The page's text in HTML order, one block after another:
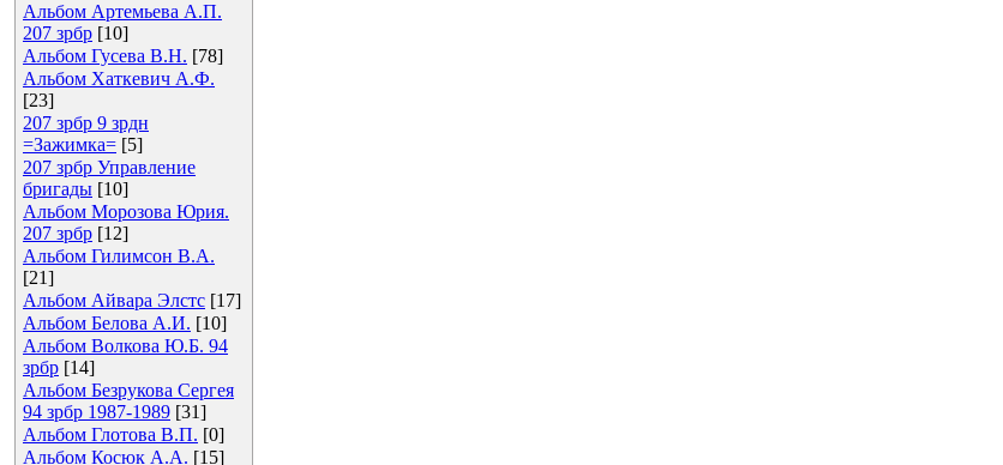
Альбом Артемьева А.П.
207 зрбр [10]
Альбом Гусева В.Н. [78]
Альбом Хаткевич А.Ф.
[23]
207 зрбр 9 зрдн
=Зажимка= [5]
207 зрбр Управление
бригады [10]
Альбом Морозова Юрия.
207 зрбр [12]
Альбом Гилимсон В.А.
[21]
Альбом Айвара Элстс [17]
Альбом Белова А.И. [10]
Альбом Волкова Ю.Б. 94
зрбр [14]
Альбом Безрукова Сергея
94 зрбр 1987-1989 [31]
Альбом Глотова В.П. [0]
Альбом Косюк А.А. [15]